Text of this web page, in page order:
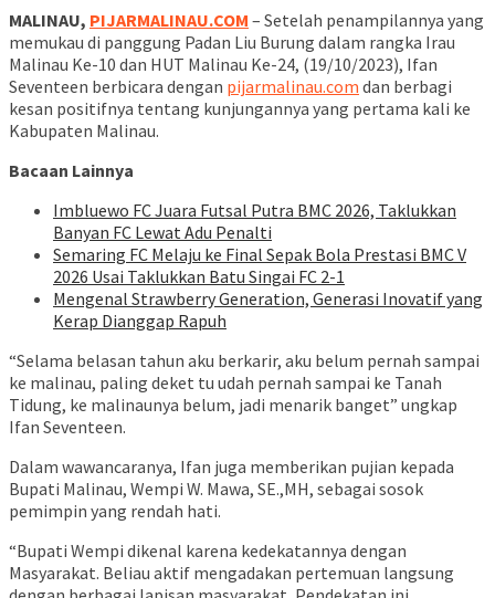
MALINAU, PIJARMALINAU.COM – Setelah penampilannya yang
memukau di panggung Padan Liu Burung dalam rangka Irau
Malinau Ke-10 dan HUT Malinau Ke-24, (19/10/2023), Ifan
Seventeen berbicara dengan pijarmalinau.com dan berbagi
kesan positifnya tentang kunjungannya yang pertama kali ke
Kabupaten Malinau.
Bacaan Lainnya
Imbluewo FC Juara Futsal Putra BMC 2026, Taklukkan
Banyan FC Lewat Adu Penalti
Semaring FC Melaju ke Final Sepak Bola Prestasi BMC V
2026 Usai Taklukkan Batu Singai FC 2-1
Mengenal Strawberry Generation, Generasi Inovatif yang
Kerap Dianggap Rapuh
“Selama belasan tahun aku berkarir, aku belum pernah sampai
ke malinau, paling deket tu udah pernah sampai ke Tanah
Tidung, ke malinaunya belum, jadi menarik banget” ungkap
Ifan Seventeen.
Dalam wawancaranya, Ifan juga memberikan pujian kepada
Bupati Malinau, Wempi W. Mawa, SE.,MH, sebagai sosok
pemimpin yang rendah hati.
“Bupati Wempi dikenal karena kedekatannya dengan
Masyarakat. Beliau aktif mengadakan pertemuan langsung